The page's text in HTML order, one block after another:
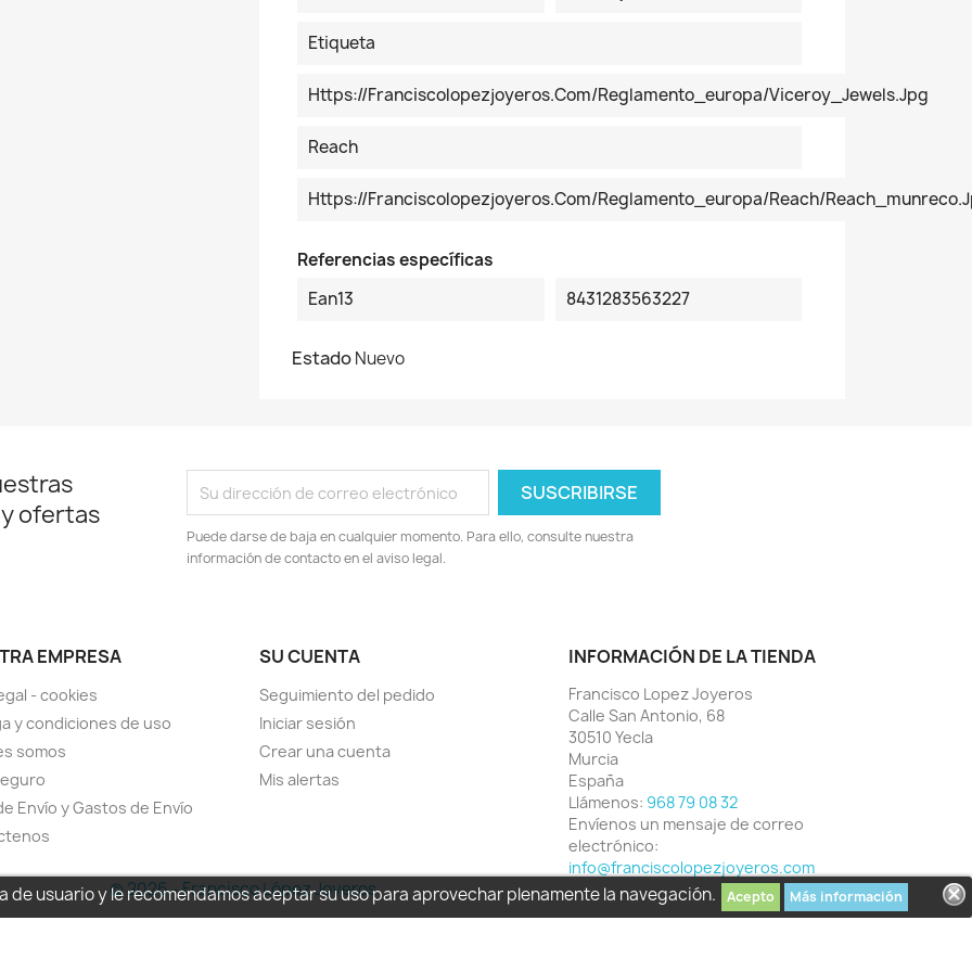
usuario y le recomendamos aceptar su uso para aprovechar plenamente la navegación. Acepto Más información
Etiqueta
Https://franciscolopezjoyeros.com/reglamento_europa/Viceroy_Jewels.jpg
Reach
Https://franciscolopezjoyeros.com/reglamento_europa/reach/
Referencias específicas
Ean13
8431283563227
EstadoNuevo
ofertas
Puede darse de baja en cualquier momento. Para ello, consulte nuestra
información de contacto en el aviso legal.
EMPRESA
- cookies
y condiciones de uso
somos
Envío y Gastos de Envío
SU CUENTA
Seguimiento del pedido
Iniciar sesión
Crear una cuenta
Mis alertas
INFORMACIÓN DE LA TIENDA
Francisco Lopez Joyeros
Calle San Antonio, 68
30510 Yecla
Murcia
España
Llámenos: 968 79 08 32
Envíenos un mensaje de correo
electrónico:
info@franciscolopezjoyeros.com
© 2026 - Francisco López Joyeros